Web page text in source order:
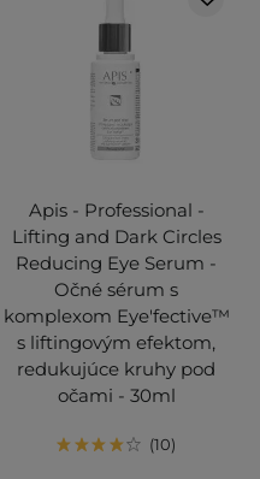
Apis - Professional -
Lifting and Dark Circles
Reducing Eye Serum -
Očné sérum s
komplexom Eye'fective™
s liftingovým efektom,
redukujúce kruhy pod
očami - 30ml
10